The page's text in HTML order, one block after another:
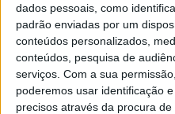
dados pessoais, como
padrão enviadas por um
conteúdos personalizados,
conteúdos, pesquisa de
serviços. Com a sua
poderemos usar identificação
precisos através da procura
Os Vouzelenses 1 –
Santacruzense 1 – Piães
Gente Nave Alvite 0 –
Sporting Santar 1- Vila